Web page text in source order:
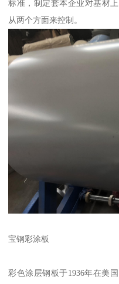
标准，制定套本企业对基材
从两个方面来控制。
宝钢彩涂板
彩色涂层钢板于1936年在美